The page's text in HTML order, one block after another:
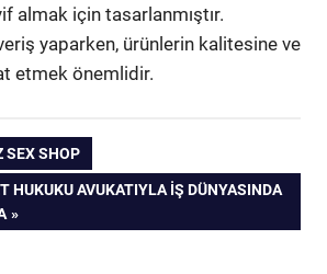
almak için tasarlanmıştır.
yaparken, ürünlerin kalitesine ve
etmek önemlidir.
SEX SHOP
HUKUKU AVUKATIYLA İŞ DÜNYASINDA